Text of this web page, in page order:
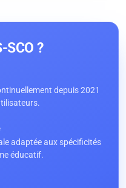
SCO ?
depuis 2021
adaptée aux spécificités
éducatif.